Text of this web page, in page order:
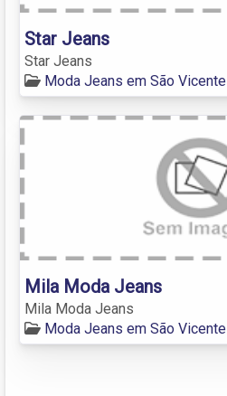
Star Jeans
Star Jeans
Moda Jeans em São Vicente
Mila Moda Jeans
Mila Moda Jeans
Moda Jeans em São Vicente